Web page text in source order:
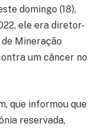
domingo (18),
ele era diretor-
Mineração
um câncer no
que informou que
reservada,